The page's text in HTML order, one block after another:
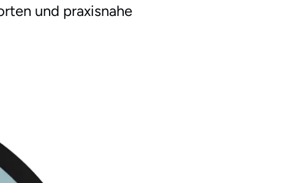
und praxisnahe